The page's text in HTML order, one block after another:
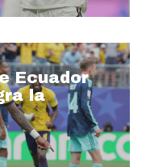
Ecuador
la